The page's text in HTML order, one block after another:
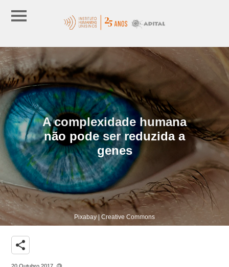
A complexidade humana
não pode ser reduzida a
genes
Pixabay | Creative Commons
share
20 Outubro 2017